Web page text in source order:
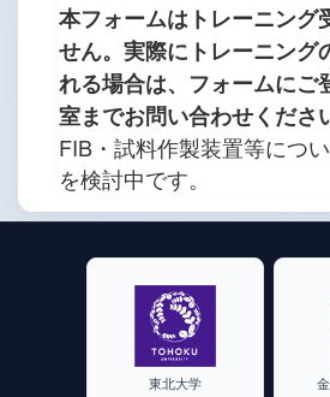
本フォームはトレーニング
せん。実際にトレーニング
れる場合は、フォームにご
室までお問い合わせくださ
FIB・試料作製装置等につ
を検討中です。
東北大学